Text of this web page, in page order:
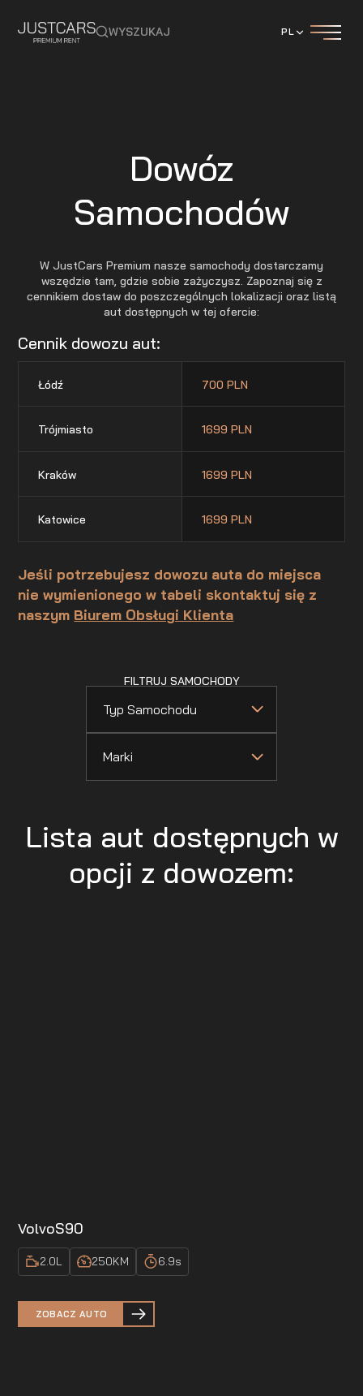
WYSZUKAJ PL
Dowóz
Samochodów
W JustCars Premium nasze samochody dostarczamy
wszędzie tam, gdzie sobie zażyczysz. Zapoznaj się z
cennikiem dostaw do poszczególnych lokalizacji oraz listą
aut dostępnych w tej ofercie:
Cennik dowozu aut:
Łódź 700 PLN
Trójmiasto 1699 PLN
Kraków 1699 PLN
Katowice 1699 PLN
Jeśli potrzebujesz dowozu auta do miejsca
nie wymienionego w tabeli skontaktuj się z
naszym Biurem Obsługi Klienta
FILTRUJ SAMOCHODY
Typ Samochodu
Marki
Lista aut dostępnych w
opcji z dowozem:
VolvoS90
2.0L 250KM 6.9s
ZOBACZ AUTO